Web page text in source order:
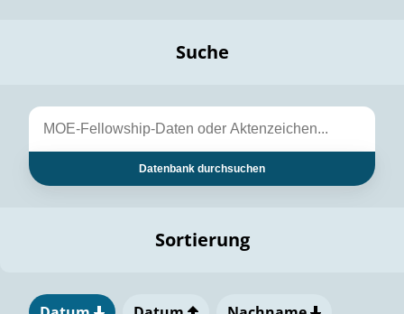
Suche
Datenbank durchsuchen
Sortierung